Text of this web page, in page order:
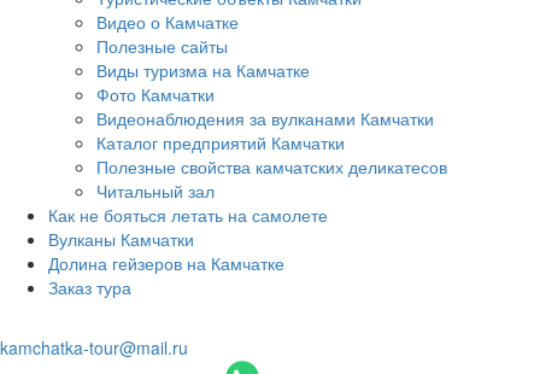
Видео о Камчатке
Полезные сайты
Виды туризма на Камчатке
Фото Камчатки
Видеонаблюдения за вулканами Камчатки
Каталог предприятий Камчатки
Полезные свойства камчатских деликатесов
Читальный зал
Как не бояться летать на самолете
Вулканы Камчатки
Долина гейзеров на Камчатке
Заказ тура
kamchatka-tour@mail.ru